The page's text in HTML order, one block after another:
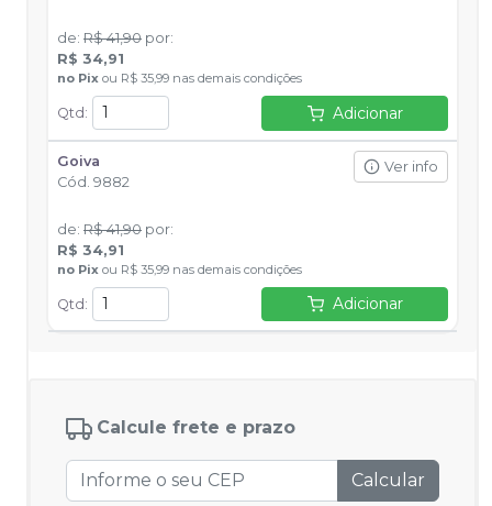
de: R$ 41,90 por:
R$ 34,91
no Pix ou R$ 35,99 nas demais condições
Qtd : Adicionar
Goiva
Cód. 9882
Ver info
de: R$ 41,90 por:
R$ 34,91
no Pix ou R$ 35,99 nas demais condições
Qtd: Adicionar
Calcule frete e prazo
Calcular